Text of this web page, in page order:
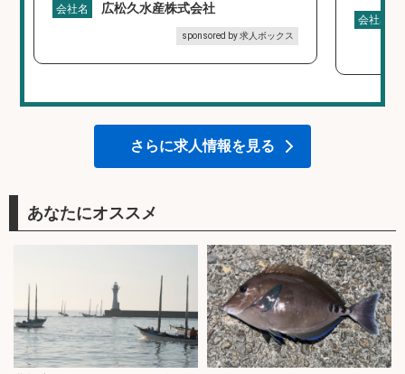
会社名 広松久水産株式会社
sponsored by 求人ボックス
会社名
さらに求人情報を見る
あなたにオススメ